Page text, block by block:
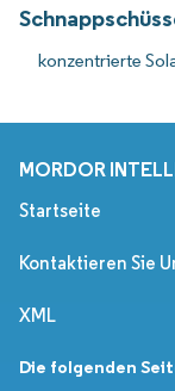
konzentrierte
MORDOR
Startseite
Kontaktieren Sie
XML
Die folgenden